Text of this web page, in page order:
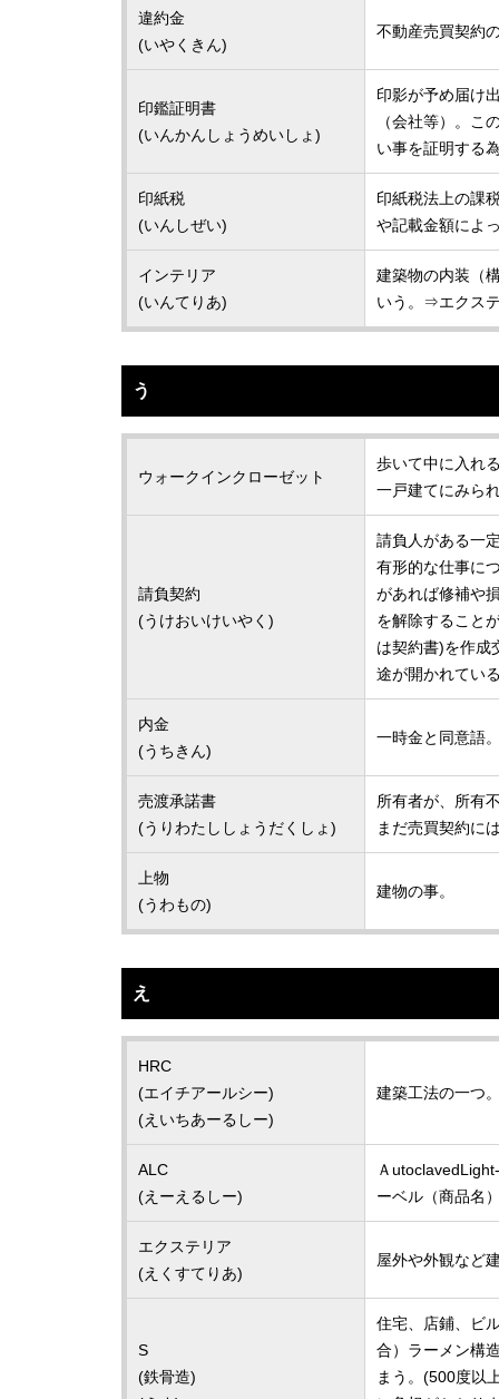
違約金
(いやくきん)
不動産売買契約
印鑑証明書
(いんかんしょうめいしょ)
印影が予め届け
（会社等）。こ
い事を証明する
印紙税
(いんしぜい)
印紙税法上の課
や記載金額によ
インテリア
(いんてりあ)
建築物の内装（
いう。⇒エクス
う
ウォークインクローゼット
歩いて中に入れ
一戸建てにみら
請負契約
(うけおいけいやく)
請負人がある一
有形的な仕事に
があれば修補や
を解除すること
は契約書)を作成
途が開かれてい
内金
(うちきん)
一時金と同意語
売渡承諾書
(うりわたししょうだくしょ)
所有者が、所有
まだ売買契約に
上物
(うわもの)
建物の事。
え
HRC
(エイチアールシー)
(えいちあーるしー)
建築工法の一つ
ALC
(えーえるしー)
Ａ
ーベル（商品名
エクステリア
(えくすてりあ)
屋外や外観など
S
(鉄骨造)
住宅、店鋪、ビ
合）ラーメン構
まう。(500度以